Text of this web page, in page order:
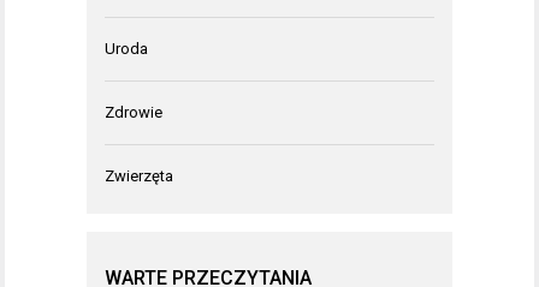
Uroda
Zdrowie
Zwierzęta
WARTE PRZECZYTANIA